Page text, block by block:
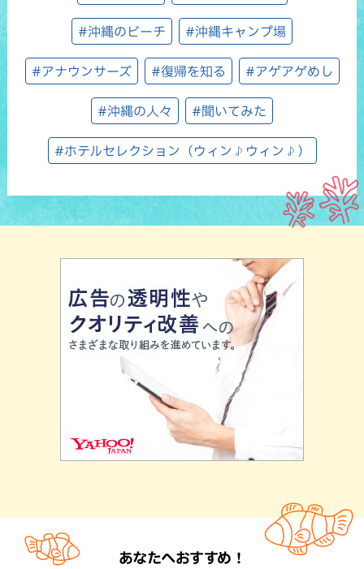
#沖縄のビーチ #沖縄キャンプ場
#アナウンサーズ #復帰を知る #アゲアゲめし
#沖縄の人々 #聞いてみた
#ホテルセレクション（ウィン♪ウィン♪）
あなたへおすすめ！